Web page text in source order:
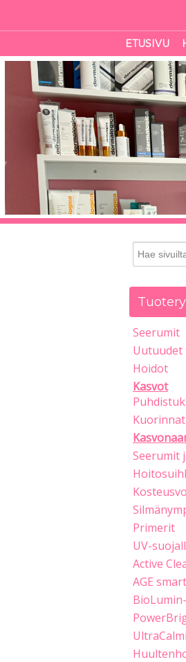
ETUSIVU
Seerumit
Uutuudet
Hoidot
Kasvot
Kuorinnat
Seerumit
Primerit
UV-
Active
AGE